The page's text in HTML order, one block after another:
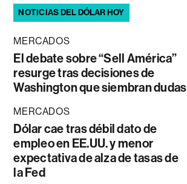
NOTICIAS DEL DÓLAR HOY
MERCADOS
El debate sobre “Sell América”
resurge tras decisiones de
Washington que siembran dudas
MERCADOS
Dólar cae tras débil dato de
empleo en EE.UU. y menor
expectativa de alza de tasas de
la Fed